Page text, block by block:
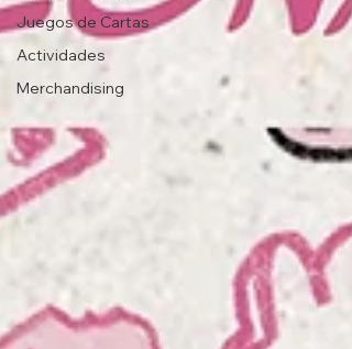
Juegos de Cartas
Actividades
Merchandising